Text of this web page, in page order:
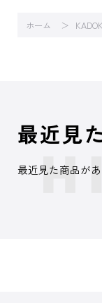
ホーム
最近見
最近見た商品があ